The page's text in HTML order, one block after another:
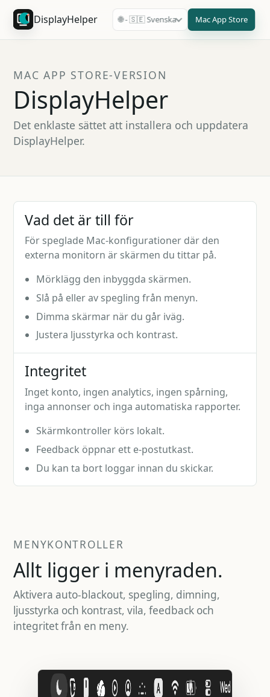
DisplayHelper 🌐 - 🇸🇪 Svenska Mac App Store
MAC APP STORE-VERSION
DisplayHelper
Det enklaste sättet att installera och uppdatera
DisplayHelper.
Vad det är till för
För speglade Mac-konfigurationer där den
externa monitorn är skärmen du tittar på.
Mörklägg den inbyggda skärmen.
Slå på eller av spegling från menyn.
Dimma skärmar när du går iväg.
Justera ljusstyrka och kontrast.
Integritet
Inget konto, ingen analytics, ingen spårning,
inga annonser och inga automatiska rapporter.
Skärmkontroller körs lokalt.
Feedback öppnar ett e-postutkast.
Du kan ta bort loggar innan du skickar.
MENYKONTROLLER
Allt ligger i menyraden.
Aktivera auto-blackout, spegling, dimning,
ljusstyrka och kontrast, vila, feedback och
integritet från en meny.